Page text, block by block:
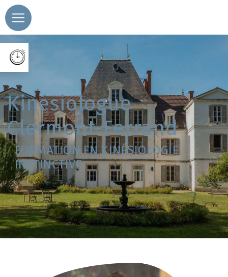
kinésiologue
Clermont-Ferrand
FORMATION EN KINÉSIOLOGIE
INSTINCTIVE
Panneau de gestion des cookies